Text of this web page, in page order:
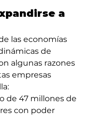
a
las economías
de
algunas razones
empresas
de 47 millones de
con poder